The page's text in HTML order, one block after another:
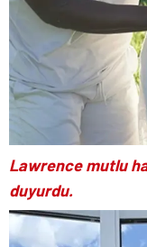
Lawrence mutlu
duyurdu.